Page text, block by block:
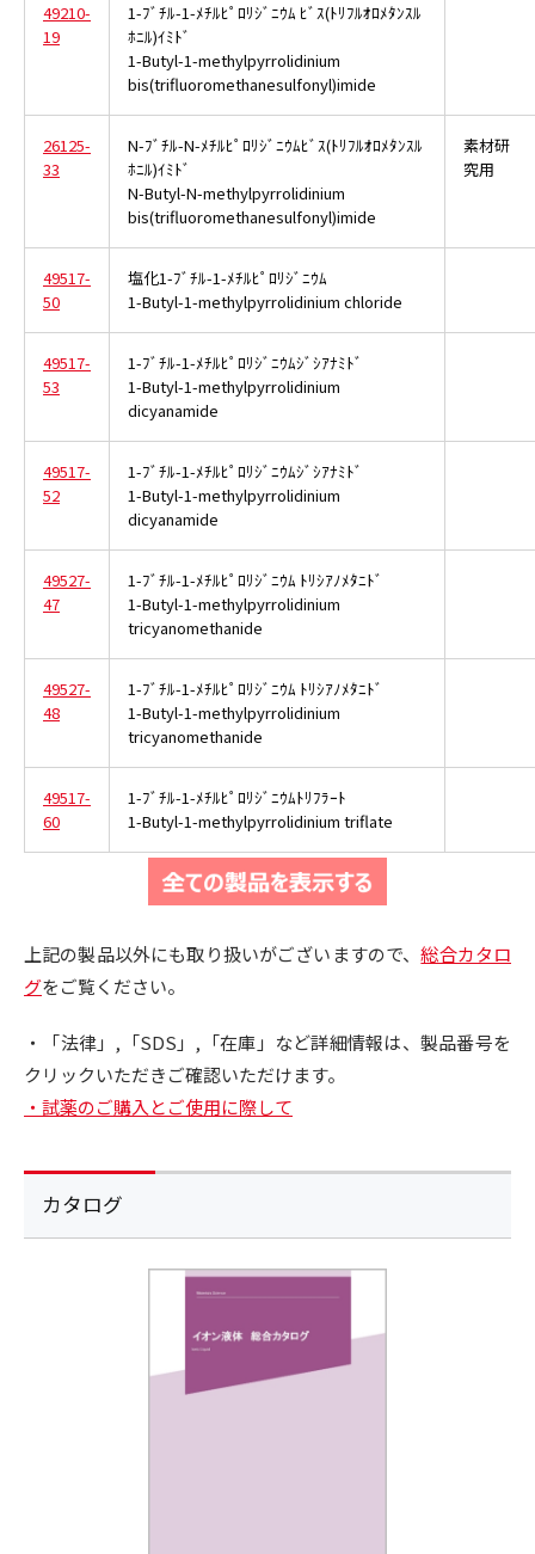
49210-
19
1-ﾌﾞﾁﾙ-1-ﾒﾁﾙﾋﾟﾛﾘｼﾞﾆｳﾑ ﾋﾞｽ(ﾄﾘﾌﾙｵﾛﾒﾀﾝｽﾙ
ﾎﾆﾙ)ｲﾐﾄﾞ
1-Butyl-1-methylpyrrolidinium
bis(trifluoromethanesulfonyl)imide
26125-
33
N-ﾌﾞﾁﾙ-N-ﾒﾁﾙﾋﾟﾛﾘｼﾞﾆｳﾑﾋﾞｽ(ﾄﾘﾌﾙｵﾛﾒﾀﾝｽﾙ
ﾎﾆﾙ)ｲﾐﾄﾞ
N-Butyl-N-methylpyrrolidinium
bis(trifluoromethanesulfonyl)imide
素材研
究用
49517-
50
塩化1-ﾌﾞﾁﾙ-1-ﾒﾁﾙﾋﾟﾛﾘｼﾞﾆｳﾑ
1-Butyl-1-methylpyrrolidinium chloride
49517-
53
1-ﾌﾞﾁﾙ-1-ﾒﾁﾙﾋﾟﾛﾘｼﾞﾆｳﾑｼﾞｼｱﾅﾐﾄﾞ
1-Butyl-1-methylpyrrolidinium
dicyanamide
49517-
52
1-ﾌﾞﾁﾙ-1-ﾒﾁﾙﾋﾟﾛﾘｼﾞﾆｳﾑｼﾞｼｱﾅﾐﾄﾞ
1-Butyl-1-methylpyrrolidinium
dicyanamide
49527-
47
1-ﾌﾞﾁﾙ-1-ﾒﾁﾙﾋﾟﾛﾘｼﾞﾆｳﾑ ﾄﾘｼｱﾉﾒﾀﾆﾄﾞ
1-Butyl-1-methylpyrrolidinium
tricyanomethanide
49527-
48
1-ﾌﾞﾁﾙ-1-ﾒﾁﾙﾋﾟﾛﾘｼﾞﾆｳﾑ ﾄﾘｼｱﾉﾒﾀﾆﾄﾞ
1-Butyl-1-methylpyrrolidinium
tricyanomethanide
49517-
60
1-ﾌﾞﾁﾙ-1-ﾒﾁﾙﾋﾟﾛﾘｼﾞﾆｳﾑﾄﾘﾌﾗｰﾄ
1-Butyl-1-methylpyrrolidinium triflate
上記の製品以外にも取り扱いがございますので、総合カタロ
グをご覧ください。
・「法律」,「SDS」,「在庫」など詳細情報は、製品番号を
クリックいただきご確認いただけます。
・試薬のご購入とご使用に際して
カタログ